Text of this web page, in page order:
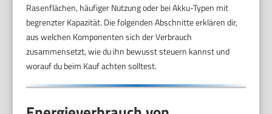
Rasenflächen, häufiger Nutzung oder bei Akku-Typen mit
begrenzter Kapazität. Die folgenden Abschnitte erklären dir,
aus welchen Komponenten sich der Verbrauch
zusammensetzt, wie du ihn bewusst steuern kannst und
worauf du beim Kauf achten solltest.